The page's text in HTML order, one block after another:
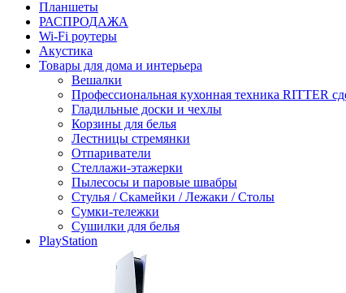
Планшеты
РАСПРОДАЖА
Wi-Fi роутеры
Акустика
Товары для дома и интерьера
Вешалки
Профессиональная кухонная техника RITTER
Гладильные доски и чехлы
Корзины для белья
Лестницы стремянки
Отпариватели
Стеллажи-этажерки
Пылесосы и паровые швабры
Стулья / Скамейки / Лежаки / Столы
Сумки-тележки
Сушилки для белья
PlayStation